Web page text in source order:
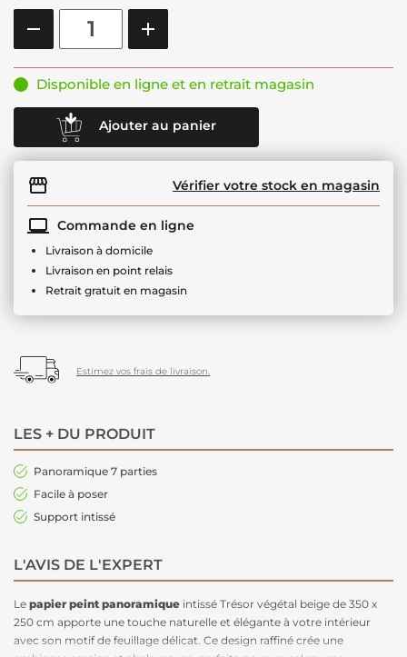
Disponible en ligne et en retrait magasin
Ajouter au panier
Vérifier votre stock en magasin
Commande en ligne
Livraison à domicile
Livraison en point relais
Retrait gratuit en magasin
Estimez vos frais de livraison.
LES + DU PRODUIT
Panoramique 7 parties
Facile à poser
Support intissé
L'AVIS DE L'EXPERT
Le papier peint panoramique intissé Trésor végétal beige de 350 x
250 cm apporte une touche naturelle et élégante à votre intérieur
avec son motif de feuillage délicat. Ce design raffiné crée une